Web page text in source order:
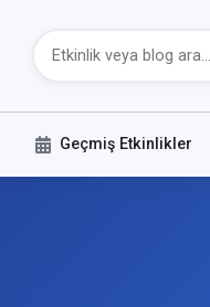
Geçmiş Etkinlikler